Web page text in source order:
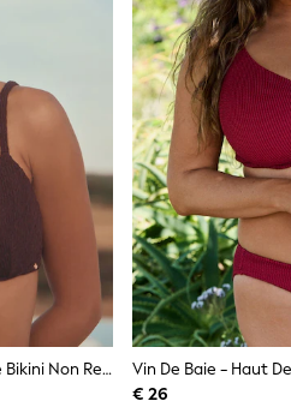
Crinkle Marron Chocolat - Haut De Bikini Non Rembourré À Armatures
€ 26